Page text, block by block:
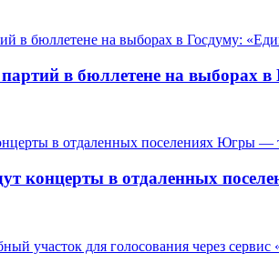
в бюллетене на выборах
концерты в отдаленных